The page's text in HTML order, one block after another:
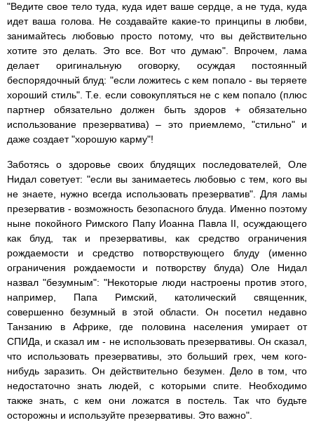
"Ведите свое тело туда, куда идет ваше сердце, а не туда, куда
идет ваша голова. Не создавайте какие-то принципы в любви,
занимайтесь любовью просто потому, что вы действительно
хотите это делать. Это все. Вот что думаю". Впрочем, лама
делает оригинальную оговорку, осуждая постоянный
беспорядочный блуд: "если ложитесь с кем попало - вы теряете
хороший стиль". Т.е. если совокупляться не с кем попало (плюс
партнер обязательно должен быть здоров + обязательно
использование презерватива) – это приемлемо, "стильно" и
даже создает "хорошую карму"!
Заботясь о здоровье своих блудящих последователей, Оле
Нидал советует: "если вы занимаетесь любовью с тем, кого вы
не знаете, нужно всегда использовать презерватив". Для ламы
презерватив - возможность безопасного блуда. Именно поэтому
ныне покойного Римского Папу Иоанна Павла II, осуждающего
как блуд, так и презервативы, как средство ограничения
рождаемости и средство потворствующего блуду (именно
ограничения рождаемости и потворству блуда) Оле Нидал
назвал "безумным": "Некоторые люди настроены против этого,
например, Папа Римский, католический священник,
совершенно безумный в этой области. Он посетил недавно
Танзанию в Африке, где половина населения умирает от
СПИДа, и сказал им - не использовать презервативы. Он сказал,
что использовать презервативы, это больший грех, чем кого-
нибудь заразить. Он действительно безумен. Дело в том, что
недостаточно знать людей, с которыми спите. Необходимо
также знать, с кем они ложатся в постель. Так что будьте
осторожны и используйте презервативы. Это важно".